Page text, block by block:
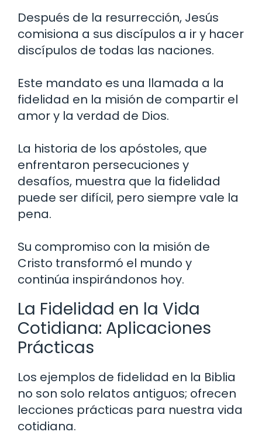
Después de la resurrección, Jesús
comisiona a sus discípulos a ir y hacer
discípulos de todas las naciones.
Este mandato es una llamada a la
fidelidad en la misión de compartir el
amor y la verdad de Dios.
La historia de los apóstoles, que
enfrentaron persecuciones y
desafíos, muestra que la fidelidad
puede ser difícil, pero siempre vale la
pena.
Su compromiso con la misión de
Cristo transformó el mundo y
continúa inspirándonos hoy.
La Fidelidad en la Vida
Cotidiana: Aplicaciones
Prácticas
Los ejemplos de fidelidad en la Biblia
no son solo relatos antiguos; ofrecen
lecciones prácticas para nuestra vida
cotidiana.